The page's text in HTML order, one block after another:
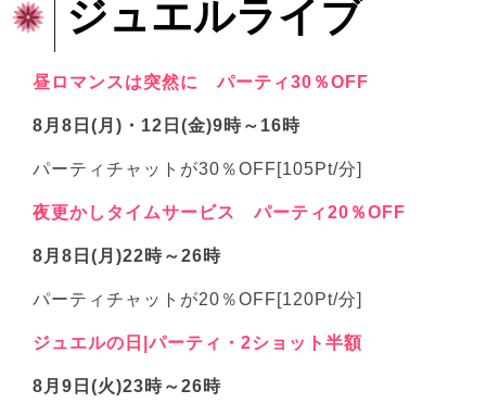
ジュエルライブ
昼ロマンスは突然に パーティ30％OFF
8月8日(月)・12日(金)9時～16時
パーティチャットが30％OFF[105Pt/分]
夜更かしタイムサービス パーティ20％OFF
8月8日(月)22時～26時
パーティチャットが20％OFF[120Pt/分]
ジュエルの日|パーティ・2ショット半額
8月9日(火)23時～26時